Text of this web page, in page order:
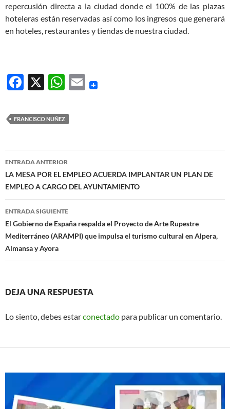
repercusión directa a la ciudad donde el 100% de las plazas
hoteleras están reservadas así como los ingresos que generará
en hoteles, restaurantes y tiendas de nuestra ciudad.
F
e
b
o
o
k
X
W
at
s
A
p
p
E
FRANCISCO NUÑEZ
Navegación
de
entradas
ENTRADA ANTERIOR
LA MESA POR EL EMPLEO ACUERDA IMPLANTAR UN PLAN DE
EMPLEO A CARGO DEL AYUNTAMIENTO
ENTRADA SIGUIENTE
El Gobierno de España respalda el Proyecto de Arte Rupestre
Mediterráneo (ARAMPI) que impulsa el turismo cultural en Alpera,
Almansa y Ayora
DEJA UNA RESPUESTA
Lo siento, debes estarconectado para publicar un comentario.